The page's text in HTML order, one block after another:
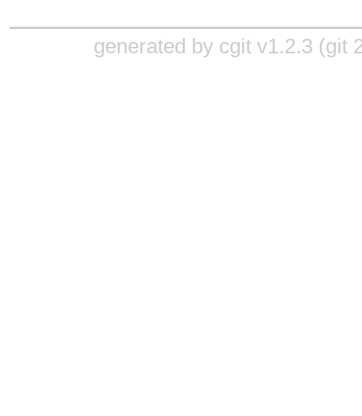
generated by cgit v1.2.3 (git